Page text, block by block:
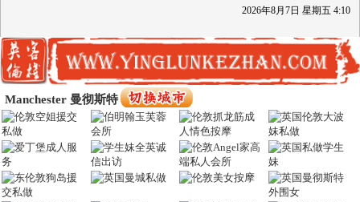
2026年8月 7日 星期五 4:10
Manchester 曼彻斯特